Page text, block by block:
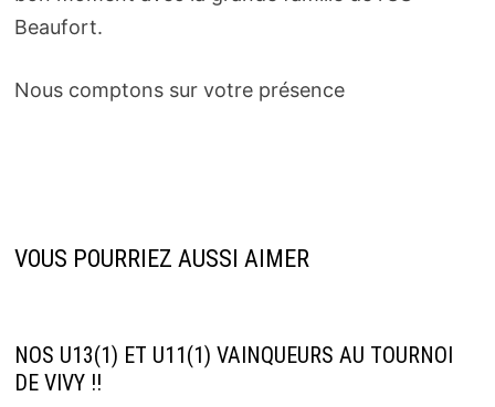
Beaufort.
Nous comptons sur votre présence
VOUS POURRIEZ AUSSI AIMER
NOS U13(1) ET U11(1) VAINQUEURS AU TOURNOI
DE VIVY !!